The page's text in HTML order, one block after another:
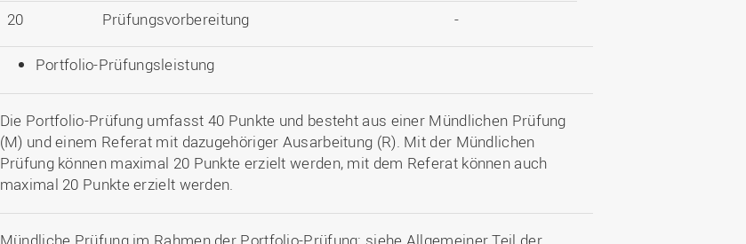
20
Prüfungsvorbereitung -
Portfolio-Prüfungsleistung
Die Portfolio-Prüfung umfasst 40 Punkte und besteht aus einer Mündlichen Prüfung
(M) und einem Referat mit dazugehöriger Ausarbeitung (R). Mit der Mündlichen
Prüfung können maximal 20 Punkte erzielt werden, mit dem Referat können auch
maximal 20 Punkte erzielt werden.